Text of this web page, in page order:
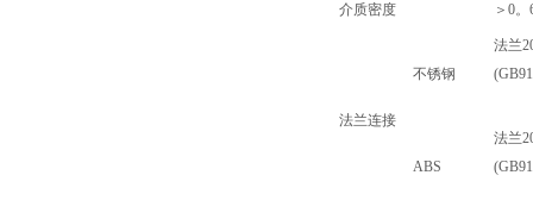
介质密度 ＞0。
法兰连接
不锈钢
法兰
ABS
法兰